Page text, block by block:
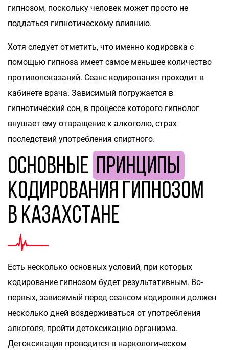
гипнозом, поскольку человек может просто не
поддаться гипнотическому влиянию.
Хотя следует отметить, что именно кодировка с
помощью гипноза имеет самое меньшее количество
противопоказаний. Сеанс кодирования проходит в
кабинете врача. Зависимый погружается в
гипнотический сон, в процессе которого гипнолог
внушает ему отвращение к алкоголю, страх
последствий употребления спиртного.
Основные принципы
кодирования гипнозом
в Казахстане
Есть несколько основных условий, при которых
кодирование гипнозом будет результативным. Во-
первых, зависимый перед сеансом кодировки должен
несколько дней воздерживаться от употребления
алкоголя, пройти детоксикацию организма.
Детоксикация проводится в наркологическом